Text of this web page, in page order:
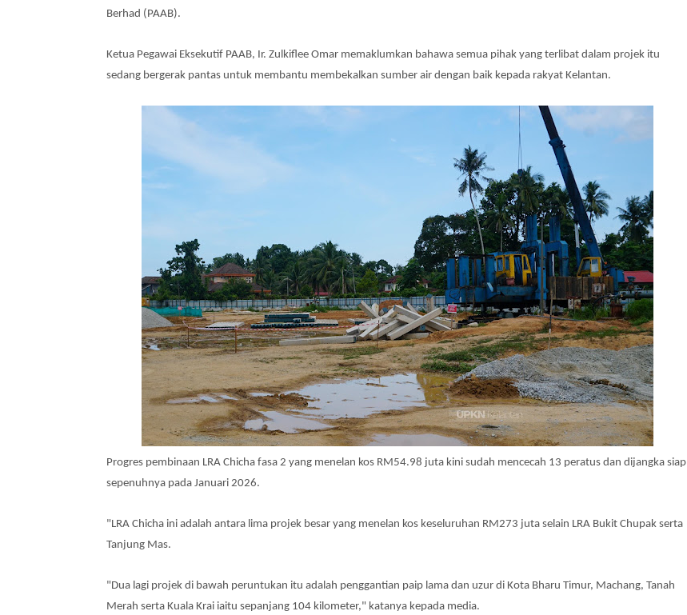
Berhad (PAAB).
Ketua Pegawai Eksekutif PAAB, Ir. Zulkiflee Omar memaklumkan bahawa semua pihak yang terlibat dalam projek itu
sedang bergerak pantas untuk membantu membekalkan sumber air dengan baik kepada rakyat Kelantan.
Progres pembinaan LRA Chicha fasa 2 yang menelan kos RM54.98 juta kini sudah mencecah 13 peratus dan dijangka siap
sepenuhnya pada Januari 2026.
"LRA Chicha ini adalah antara lima projek besar yang menelan kos keseluruhan RM273 juta selain LRA Bukit Chupak serta
Tanjung Mas.
"Dua lagi projek di bawah peruntukan itu adalah penggantian paip lama dan uzur di Kota Bharu Timur, Machang, Tanah
Merah serta Kuala Krai iaitu sepanjang 104 kilometer," katanya kepada media.